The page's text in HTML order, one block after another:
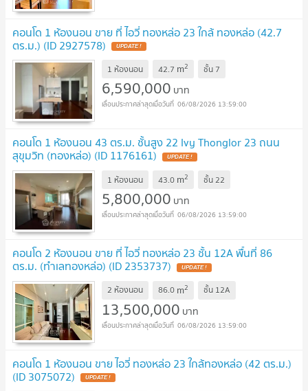
คอนโด 1 ห้องนอน ขาย ที่ ไอวี่ ทองหล่อ 23 ใกล้ ทองหล่อ (42.7
ตร.ม.) (ID 2927578) UPDATE !
1 ห้องนอน 42.7 m2 ชั้น 7
6,590,000 บาท
06/08/2026 13:59:00
คอนโด 1 ห้องนอน 43 ตร.ม. ชั้นสูง 22 Ivy Thonglor 23 ถนน
สุขุมวิท (ทองหล่อ) (ID 1176161) UPDATE !
1 ห้องนอน 43.0 m2 ชั้น22
5,800,000 บาท
06/08/2026 13:59:00
คอนโด 2 ห้องนอน ขาย ที่ ไอวี่ ทองหล่อ 23 ชั้น 12A พื้นที่ 86
ตร.ม. (ทําเลทองหล่อ) (ID 2353737) UPDATE !
2 ห้องนอน 86.0 m2 ชั้น 12A
13,500,000 บาท
06/08/2026 13:59:00
คอนโด 1 ห้องนอน ขาย ไอวี่ ทองหล่อ 23 ใกล้ทองหล่อ (42 ตร.ม.)
(ID 3075072) UPDATE !